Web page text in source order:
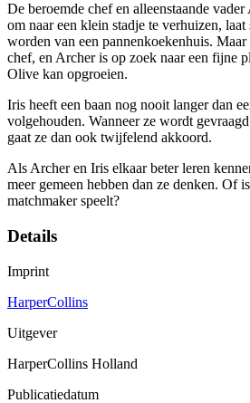
De beroemde chef en alleenstaande
om naar een klein stadje te verhuizen, laat
worden van een pannenkoekenhuis.
chef, en Archer is op zoek naar een fijne
Olive kan opgroeien.
Iris heeft een baan nog nooit langer dan
volgehouden. Wanneer ze wordt
gaat ze dan ook twijfelend akkoord.
Als Archer en Iris elkaar beter leren
meer gemeen hebben dan ze denken. Of
matchmaker speelt?
Details
Imprint
HarperCollins
Uitgever
HarperCollins Holland
Publicatiedatum